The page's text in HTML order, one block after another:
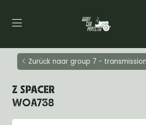
Zurück naar group 7 - transmission
Z SPACER
WOA738